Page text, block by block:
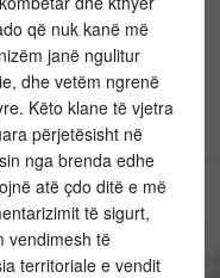
që nuk kanë më
janë ngulitur
dhe vetëm ngrenë
Këto klane të vjetra
përjetësisht në
nga brenda edhe
atë çdo ditë e më
të sigurt,
vendimesh të
territoriale e vendit